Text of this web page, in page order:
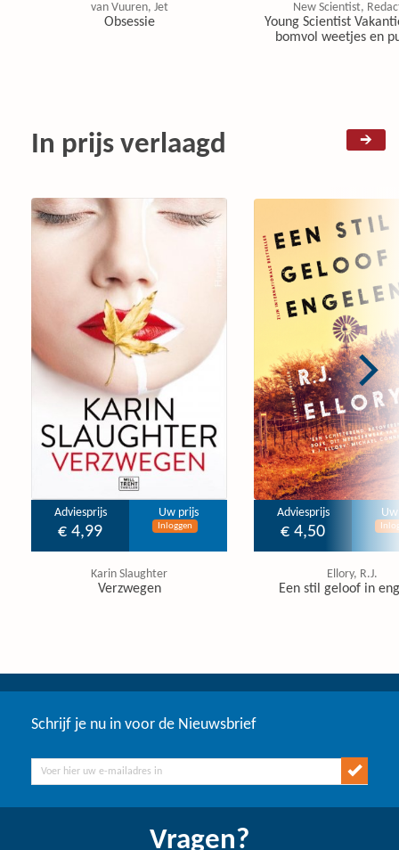
van Vuuren, Jet
Obsessie
New Scientist,
Young Scientist
bomvol weetjes en
In prijs verlaagd
Adviesprijs
€ 4,99
Uw prijs
Inloggen
Karin Slaughter
Verzwegen
Adviesprijs
€ 4,50
Ellory, R.J.
Een stil geloof in
Schrijf je nu in voor de Nieuwsbrief
Vragen?